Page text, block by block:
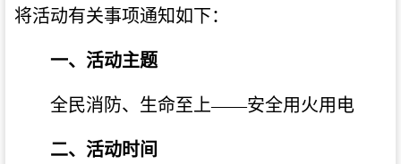
将活动有关事项通知如下：
一、活动主题
全民消防、生命至上——安全用火用电
二、活动时间